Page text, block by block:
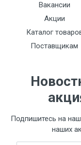
Вакансии
Акции
Каталог
Поставщикам
Подпишитесь на
наших